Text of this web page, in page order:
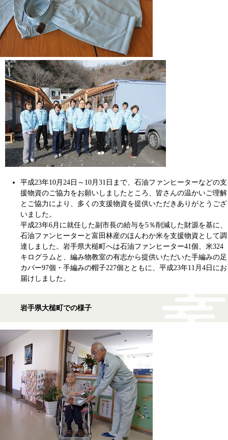
平成23年10月24日～10月31日まで、石油ファンヒーターなどの支
援物資のご協力をお願いしましたところ、皆さんの温かいご理解
とご協力により、多くの支援物資を提供いただきありがとうござ
いました。
平成23年6月に就任した副市長の給与を5％削減した財源を基に、
石油ファンヒーターと富田林産のほんわか米を支援物資として調
達しました。岩手県大槌町へは石油ファンヒーター41個、米324
キログラムと、編み物教室の有志から提供いただいた手編みの足
カバー97個・手編みの帽子227個とともに、平成23年11月4日にお
届けしました。
岩手県大槌町での様子